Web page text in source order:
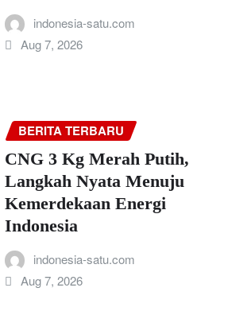
indonesia-satu.com
Aug 7, 2026
BERITA TERBARU
CNG 3 Kg Merah Putih,
Langkah Nyata Menuju
Kemerdekaan Energi
Indonesia
indonesia-satu.com
Aug 7, 2026